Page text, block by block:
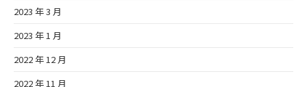
2023 年 3 月
2023 年 1 月
2022 年 12 月
2022 年 11 月